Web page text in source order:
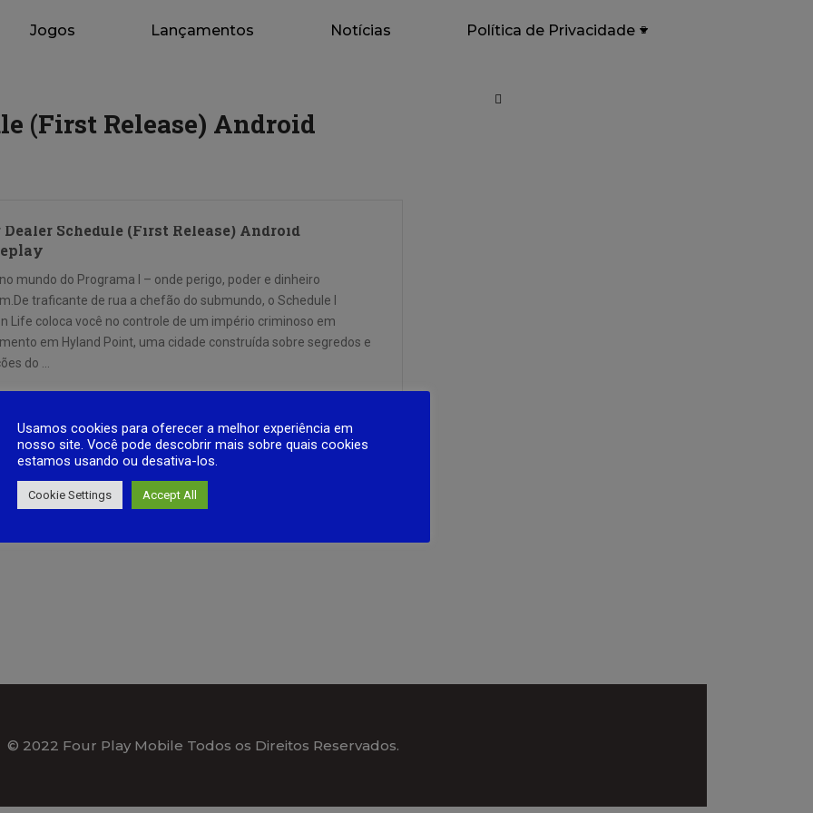
Jogos Lançamentos Notícias Política de Privacidade
(First Release) Android
Dealer Schedule (First Release) Android
mundo do Programa I – onde perigo, poder e dinheiro
traficante de rua a chefão do submundo, o Schedule I
Life coloca você no controle de um império criminoso em
em Hyland Point, uma cidade construída sobre segredos e
do …
© 2022 Four Play Mobile Todos os Direitos Reservados.
Usamos cookies para oferecer a melhor experiência em
nosso site. Você pode descobrir mais sobre quais cookies
estamos usando ou desativa-los.
Cookie Settings Accept All